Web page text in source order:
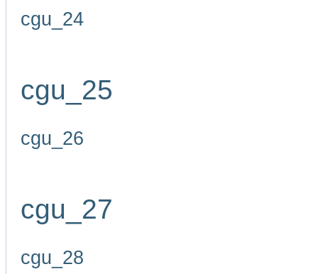
cgu_24
cgu_25
cgu_26
cgu_27
cgu_28